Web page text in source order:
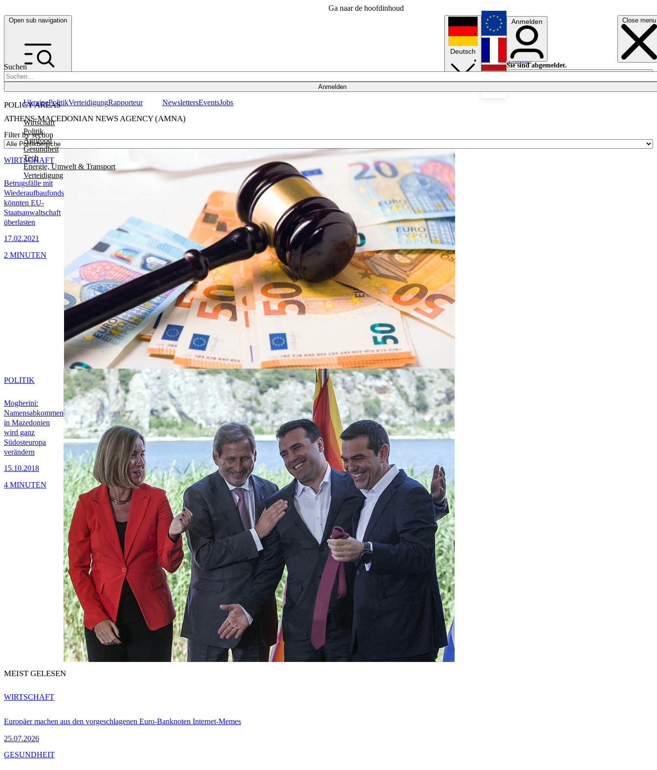
Ga naar de hoofdinhoud
Open sub navigation Close menu
Suchen
Anmelden
POLICY AREAS
Wirtschaft
Politik
Agrifood
Gesundheit
Tech
Energie, Umwelt & Transport
Verteidigung
UkrainePolitikVerteidigungRapporteur NewslettersEventsJobs
Deutsch
English
Français
Anmelden
Sie sind abgemeldet.
Anmelden
Licht aus
ATHENS-MACEDONIAN NEWS AGENCY (AMNA)
Filter by section
Betrugsfälle mit
Wiederaufbaufonds
könnten EU-
Staatsanwaltschaft
überlasten
17.02.2021
WIRTSCHAFT
2 MINUTEN
Mogherini:
Namensabkommen
in Mazedonien
wird ganz
Südosteuropa
verändern
15.10.2018
POLITIK
4 MINUTEN
MEIST GELESEN
Europäer machen aus den vorgeschlagenen Euro-Banknoten Internet-Memes
25.07.2026
WIRTSCHAFT
GESUNDHEIT